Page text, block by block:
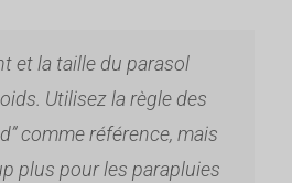
et la taille du parasol
Utilisez la règle des
comme référence, mais
plus pour les parapluies